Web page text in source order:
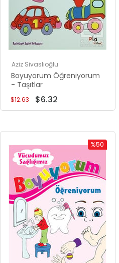
Aziz Sivaslıoğlu
Boyuyorum Öğreniyorum
- Taşıtlar
$6.32
$12.63
%50
%50İndirim